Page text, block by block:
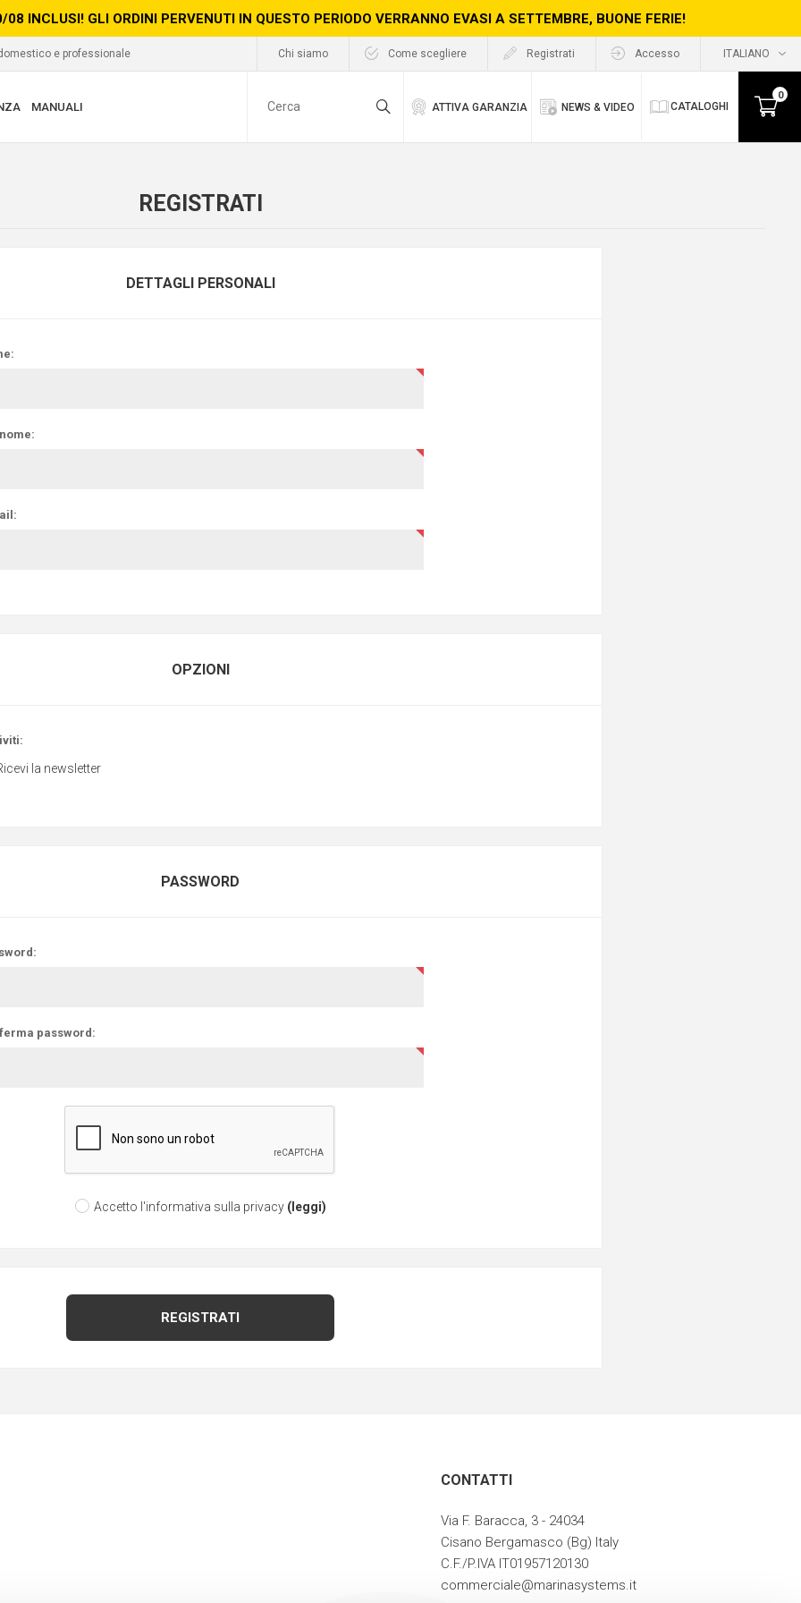
INCLUSI! GLI ORDINI PERVENUTI IN QUESTO PERIODO VERRANNO EVASI A SETTEMBRE, BUONE FERIE!
e professionale Chi siamo Come scegliere Registrati Accesso
MANUALI ATTIVA GARANZIA NEWS & VIDEO CATALOGHI
0
REGISTRATI
DETTAGLI PERSONALI
OPZIONI
la newsletter
PASSWORD
password:
Accetto l'informativa sulla privacy (leggi)
CONTATTI
Via F. Baracca, 3 - 24034
Cisano Bergamasco (Bg) Italy
C.F./P.IVA IT01957120130
commerciale@marinasystems.it